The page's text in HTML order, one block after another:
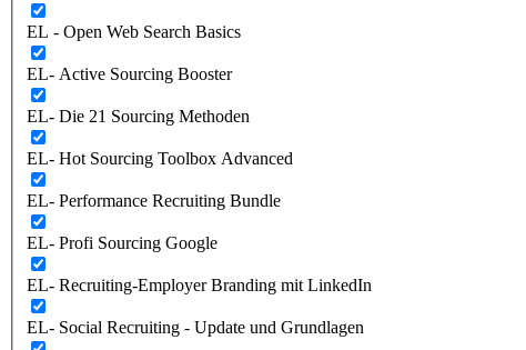
EL - Open Web Search Basics
EL- Active Sourcing Booster
EL- Die 21 Sourcing Methoden
EL- Hot Sourcing Toolbox Advanced
EL- Performance Recruiting Bundle
EL- Profi Sourcing Google
EL- Recruiting-Employer Branding mit LinkedIn
EL- Social Recruiting - Update und Grundlagen